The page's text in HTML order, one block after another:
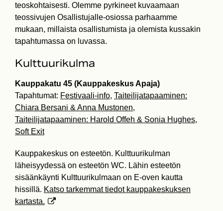
teoskohtaisesti. Olemme pyrkineet kuvaamaan
teossivujen Osallistujalle-osiossa parhaamme
mukaan, millaista osallistumista ja olemista kussakin
tapahtumassa on luvassa.
Kulttuurikulma
Kauppakatu 45 (Kauppakeskus Apaja)
Tapahtumat: Festivaali-info, Taiteilijatapaaminen:
Chiara Bersani & Anna Mustonen,
Taiteilijatapaaminen: Harold Offeh & Sonia Hughes,
Soft Exit
Kauppakeskus on esteetön. Kulttuurikulman
läheisyydessä on esteetön WC. Lähin esteetön
sisäänkäynti Kulttuurikulmaan on E-oven kautta
hissillä. Katso tarkemmat tiedot kauppakeskuksen
kartasta.